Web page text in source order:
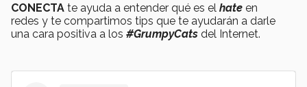
CONECTA te ayuda a entender qué es el hate en
redes y te compartimos tips que te ayudarán a darle
una cara positiva a los #GrumpyCats del Internet.